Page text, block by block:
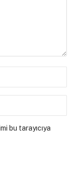
bu tarayıcıya